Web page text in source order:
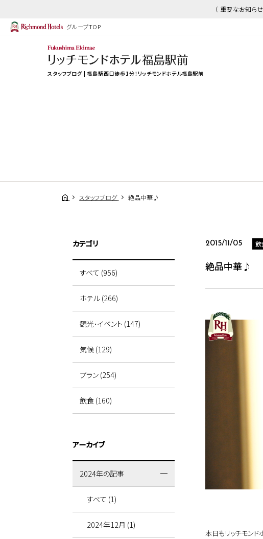
（ 重要なお知ら
グループTOP
スタッフブログ | 福島駅西口徒歩1分！リッチモンドホテル福島駅前
スタッフブログ 絶品中華♪
2015/11/05 飲
絶品中華♪
本日もリッチモンド
カテゴリ
すべて (956)
ホテル (266)
観光･イベント (147)
気候 (129)
プラン (254)
飲食 (160)
アーカイブ
2024年の記事
すべて (1)
2024年12月 (1)